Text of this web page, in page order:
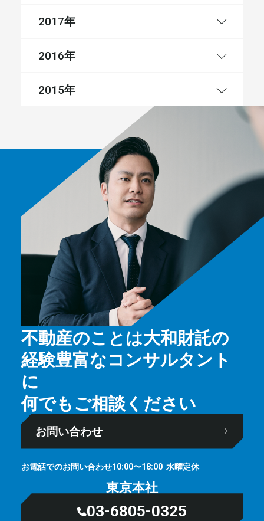
2017年
2016年
2015年
不動産のことは大和財託の
経験豊富なコンサルタント
に
何でもご相談ください
お問い合わせ
お電話でのお問い合わせ10:00〜18:00 ⽔曜定休
東京本社
03-6805-0325